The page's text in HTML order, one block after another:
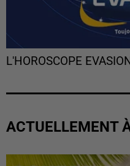
L'HOROSCOPE EVASION
ACTUELLEMENT